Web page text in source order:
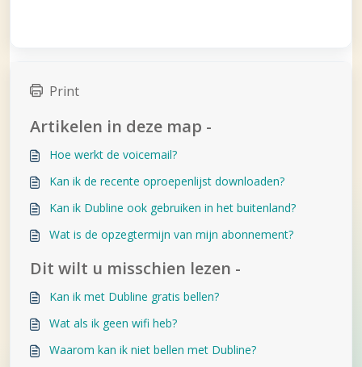
Print
Artikelen in deze map -
Hoe werkt de voicemail?
Kan ik de recente oproepenlijst downloaden?
Kan ik Dubline ook gebruiken in het buitenland?
Wat is de opzegtermijn van mijn abonnement?
Dit wilt u misschien lezen -
Kan ik met Dubline gratis bellen?
Wat als ik geen wifi heb?
Waarom kan ik niet bellen met Dubline?